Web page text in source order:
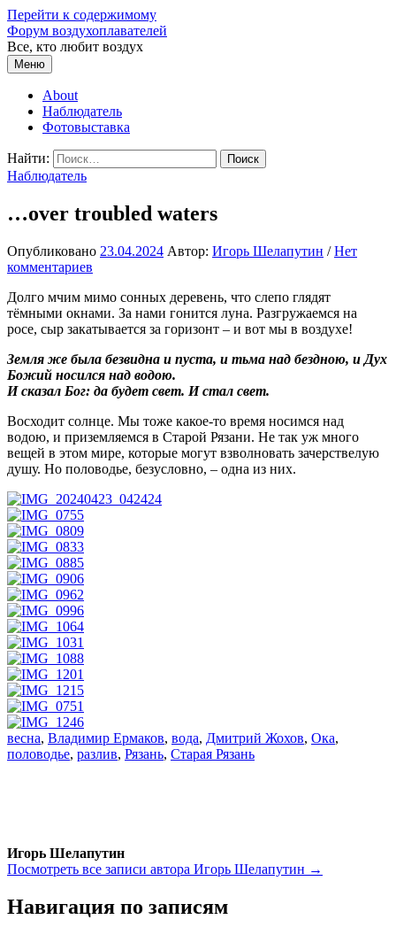
Перейти к содержимому
Форум воздухоплавателей
Все, кто любит воздух
Меню
About
Наблюдатель
Фотовыставка
Найти:
Наблюдатель
…over troubled waters
Опубликовано 23.04.2024 Автор: Игорь Шелапутин /Нет
комментариев
Долго мчим мимо сонных деревень, что слепо глядят
тёмными окнами. За нами гонится луна. Разгружаемся на
росе, сыр закатывается за горизонт – и вот мы в воздухе!
Земля же была безвидна и пуста, и тьма над бездною, и Дух
Божий носился над водою.
И сказал Бог: да будет свет. И стал свет.
Восходит солнце. Мы тоже какое-то время носимся над
водою, и приземляемся в Старой Рязани. Не так уж много
вещей в этом мире, которые могут взволновать зачерствелую
душу. Но половодье, безусловно, – одна из них.
весна, Владимир Ермаков, вода, Дмитрий Жохов, Ока,
половодье, разлив, Рязань, Старая Рязань
Игорь Шелапутин
Посмотреть все записи автора Игорь Шелапутин →
Навигация по записям